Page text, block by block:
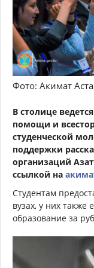
Фото: Акимат
В столице
помощи и
студенческой
поддержки
организаций
ссылкой на
Студентам
вузах, у них также
образование за